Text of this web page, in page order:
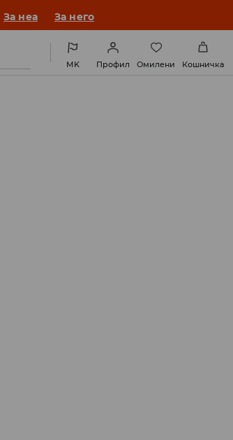
За неа За него
MK Профил Омилени Кошничка